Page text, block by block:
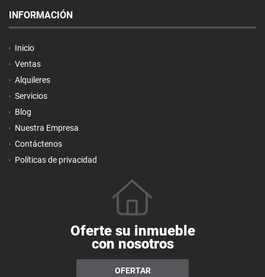
INFORMACIÓN
Inicio
Ventas
Alquileres
Servicios
Blog
Nuestra Empresa
Contáctenos
Políticas de privacidad
Oferte su inmueble
con nosotros
OFERTAR